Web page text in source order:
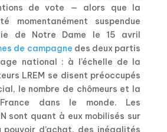
de vote — alors que la
momentanément suspendue
de Notre Dame le 15 avril
de campagne des deux partis
national : à l’échelle de la
LREM se disent préoccupés
le nombre de chômeurs et la
dans le monde. Les
sont quant à eux mobilisés sur
pouvoir d’achat, des inégalités